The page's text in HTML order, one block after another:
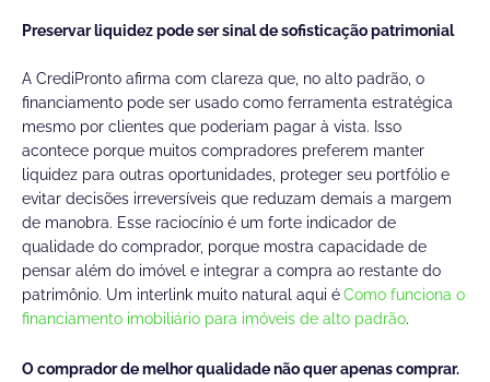
Preservar liquidez pode ser sinal de sofisticação patrimonial
A CrediPronto afirma com clareza que, no alto padrão, o
financiamento pode ser usado como ferramenta estratégica
mesmo por clientes que poderiam pagar à vista. Isso
acontece porque muitos compradores preferem manter
liquidez para outras oportunidades, proteger seu portfólio e
evitar decisões irreversíveis que reduzam demais a margem
de manobra. Esse raciocínio é um forte indicador de
qualidade do comprador, porque mostra capacidade de
pensar além do imóvel e integrar a compra ao restante do
patrimônio. Um interlink muito natural aqui éComo funciona o
financiamento imobiliário para imóveis de alto padrão.
O comprador de melhor qualidade não quer apenas comprar.